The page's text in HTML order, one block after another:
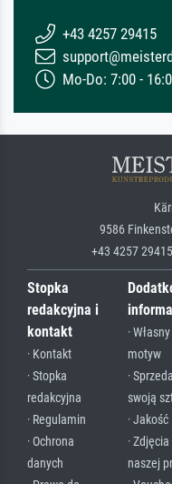
+43 4257 29415
Mo-Do: 7:00 -
9586
+43 4257
Stopka
redakcyjna i
kontakt
· Kontakt
· Stopka
redakcyjna
· Regulamin
· Ochrona
danych
· Własny
motyw
·
swoją
· Jakość
· Zdjęcia
naszej